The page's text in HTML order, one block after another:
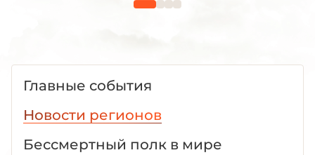
Главные события
Новости регионов
Бессмертный полк в мире